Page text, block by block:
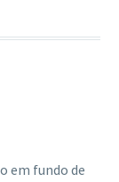
em fundo de